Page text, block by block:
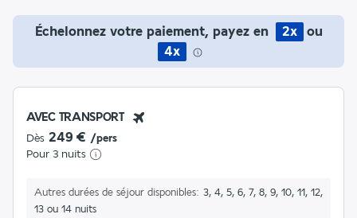
Échelonnez votre paiement, payez en 2x
ou
4x
AVEC TRANSPORT
Dès 249 € /pers
Pour 3 nuits
Autres durées de séjour disponibles
3, 4, 5, 6, 7, 8, 9, 10, 11, 12,
13 ou 14 nuits